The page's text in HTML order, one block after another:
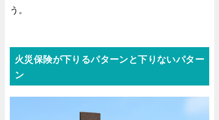
う。
火災保険が下りるパターンと下りないパター
ン